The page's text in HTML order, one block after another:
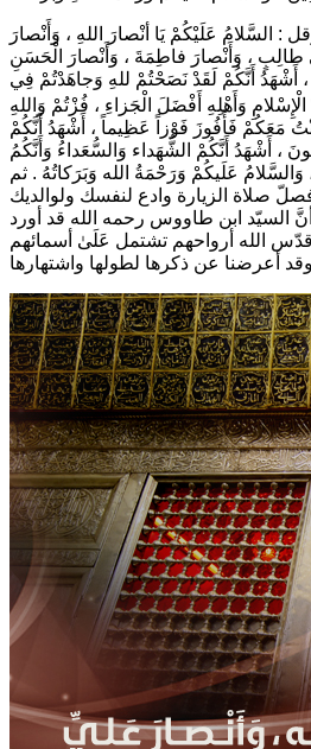
: السَّلامُ عَلَيْكُمْ يَا أنْصارَ اللهِ ، وَأَنْصارَ
طالِبٍ ، وَأَنْصارَ فاطِمَةَ ، وَأَنْصارَ الْحَسَنِ
، أَشْهَدُ أَنَّكُمْ لَقَدْ نَصَحْتُمْ للهِ وَجاهَدْتُمْ فِي
الْإِسْلامِ وَأَهْلِهِ أَفْضَلَ الْجَزاءِ ، فُزْتُمْ وَاللهِ
مَعَكُمْ فَأَفُوزَ فَوْزاً عَظِيماً ، أَشْهَدُ أَنَّكُمْ
، أَشْهَدُ أَنَّكُمْ الشُّهَداء وَالسُّعَداءُ وَأَنَّكُمُ
عَلَيكُمْ وَرَحْمَةُ الله وَبَرَكاتُهُ . ثم
صلاة الزيارة وادع لنفسك ولوالديك
السيّد ابن طاووس رحمه الله قد أورد
قدّس الله أرواحهم تشتمل عَلَىٰ أسمائهم